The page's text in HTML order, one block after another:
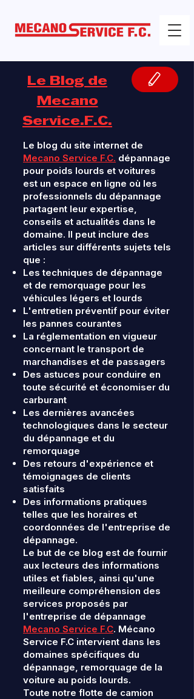
Le Blog de
Mecano
Service.F.C.
Le blog du site internet de
Mecano Service F.C. dépannage
pour poids lourds et voitures
est un espace en ligne où les
professionnels du dépannage
partagent leur expertise,
conseils et actualités dans le
domaine. Il peut inclure des
articles sur différents sujets tels
que :
Les techniques de dépannage
et de remorquage pour les
véhicules légers et lourds
L'entretien préventif pour éviter
les pannes courantes
La réglementation en vigueur
concernant le transport de
marchandises et de passagers
Des astuces pour conduire en
toute sécurité et économiser du
carburant
Les dernières avancées
technologiques dans le secteur
du dépannage et du
remorquage
Des retours d'expérience et
témoignages de clients
satisfaits
Des informations pratiques
telles que les horaires et
coordonnées de l'entreprise de
dépannage.
Le but de ce blog est de fournir
aux lecteurs des informations
utiles et fiables, ainsi qu'une
meilleure compréhension des
services proposés par
l'entreprise de dépannage
Mecano Service F.C. Mécano
Service F.C intervient dans les
domaines spécifiques du
dépannage, remorquage de la
voiture au poids lourds.
Toute notre flotte de camion